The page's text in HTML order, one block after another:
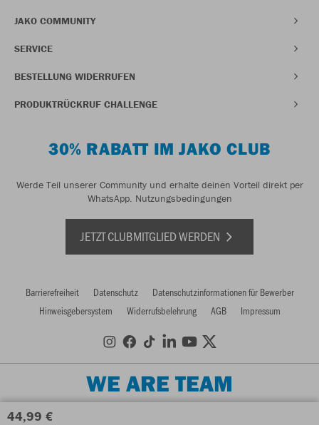
44,99 €
JAKO COMMUNITY
SERVICE
BESTELLUNG WIDERRUFEN
PRODUKTRÜCKRUF CHALLENGE
30% RABATT IM JAKO CLUB
Werde Teil unserer Community und erhalte deinen Vorteil direkt per
WhatsApp. Nutzungsbedingungen
JETZT CLUBMITGLIED WERDEN
Barrierefreiheit Datenschutz
Datenschutzinformationen für Bewerber
Hinweisgebersystem
Widerrufsbelehrung AGB Impressum
WE ARE TEAM